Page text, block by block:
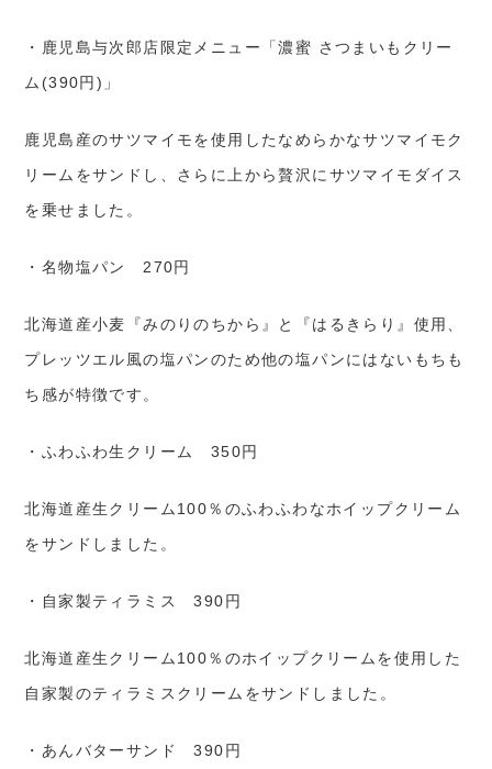
・鹿児島与次郎店限定メニュー「濃蜜 さつまいもクリー
ム(390円)」
鹿児島産のサツマイモを使用したなめらかなサツマイモク
リームをサンドし、さらに上から贅沢にサツマイモダイス
を乗せました。
・名物塩パン 270円
北海道産小麦『みのりのちから』と『はるきらり』使用、
プレッツエル風の塩パンのため他の塩パンにはないもちも
ち感が特徴です。
・ふわふわ生クリーム 350円
北海道産生クリーム100％のふわふわなホイップクリーム
をサンドしました。
・自家製ティラミス 390円
北海道産生クリーム100％のホイップクリームを使用した
自家製のティラミスクリームをサンドしました。
・あんバターサンド 390円